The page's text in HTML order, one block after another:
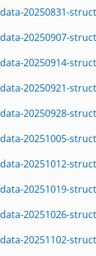
data-20250831-
data-20250907-
data-20250914-
data-20250921-
data-20250928-
data-20251005-
data-20251012-
data-20251019-
data-20251026-
data-20251102-